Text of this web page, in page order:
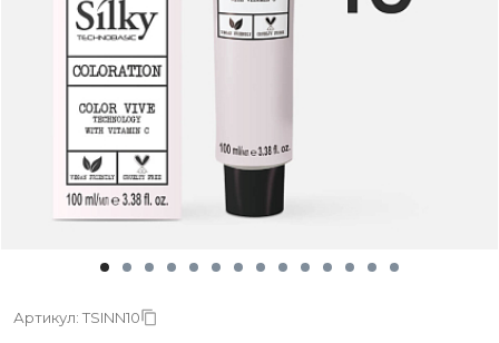
Артикул: TSINN10